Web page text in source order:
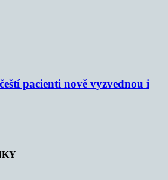
pacienti nově vyzvednou i